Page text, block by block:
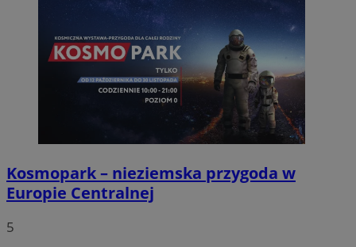
Kosmopark – nieziemska przygoda w
Europie Centralnej
5